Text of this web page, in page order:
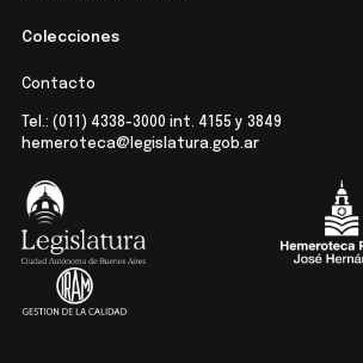
Colecciones
Contacto
Tel.: (011) 4338-3000 int. 4155 y 3849
hemeroteca@legislatura.gob.ar